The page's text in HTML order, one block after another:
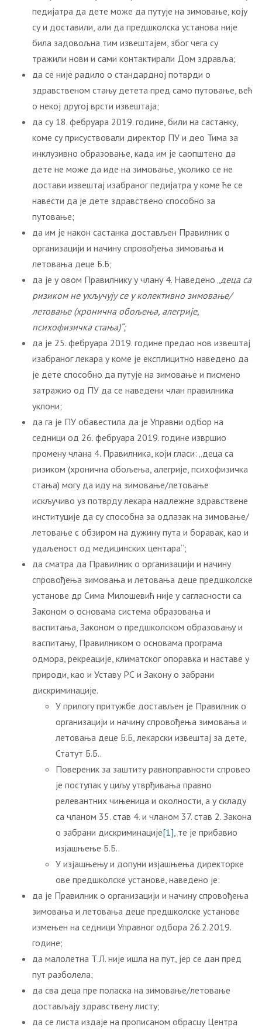
педијатра да дете може да путује на зимовање, коју
су и доставили, али да предшколска установа није
била задовољна тим извештајем, због чега су
тражили нови и сами контактирали Дом здравља;
да се није радило о стандардној потврди о
здравственом стању детета пред само путовање, већ
о некој другој врсти извештаја;
да су 18. фебруара 2019. године, били на састанку,
коме су присуствовали директор ПУ и део Тима за
инклузивно образовање, када им је саопштено да
дете не може да иде на зимовање, уколико се не
достави извештај изабраног педијатра у коме ће се
навести да је дете здравствено способно за
путовање;
да им је након састанка достављен Правилник о
организацији и начину спровођења зимовања и
летовања деце Б.Б;
да је у овом Правилнику у члану 4. Наведено „деца са
ризиком не укључују се у колективно зимовање/
летовање (хронична обољења, алегрије,
психофизичка стања)“;
да је 25. фебруара 2019. године предао нов извештај
изабраног лекара у коме је експлицитно наведено да
је дете способно да путујe на зимовање и писмено
затражио од ПУ да се наведени члан правилника
уклони;
да га је ПУ обавестила да је Управни одбор на
седници од 26. фебруара 2019. године извршио
промену члана 4. Правилника, који гласи: „деца са
ризиком (хронична обољења, алегрије, психофизичка
стања) могу да иду на зимовање/летовање
искључиво уз потврду лекара надлежне здравствене
институције да су способна за одлазак на зимовање/
летовање с обзиром на дужину пута и боравак, као и
удаљеност од медицинских центара“;
да сматра да Правилник о организацији и начину
спровођења зимовања и летовања деце предшколске
установе др Сима Милошевић није у сагласности са
Законом о основама система образовања и
васпитања, Законом о предшколском образовању и
васпитању, Правилником о основама програма
одмора, рекреације, климатског опоравка и наставе у
природи, као и Уставу РС и Закону о забрани
дискриминације.
У прилогу притужбе достављен је Правилник о
организацији и начину спровођења зимовања и
летовања деце Б.Б, лекарски извештај за дете,
Статут Б.Б..
Повереник за заштиту равноправности спровео
је поступак у циљу утврђивања правно
релевантних чињеница и околности, a у складу
са чланом 35. став 4. и чланом 37. став 2. Закона
о забрани дискриминације[1], те је прибавио
изјашњење Б.Б..
У изјашњењу и допуни изјашњења директорке
ове предшколске установе, наведено је:
да је Правилник о организацији и начину спровођења
зимовања и летовања деце предшколске установе
измењен на седници Управног одбора 26.2.2019.
године;
да малолетна Т.Л. није ишла на пут, јер се дан пред
пут разболела;
да сва деца пре поласка на зимовање/летовање
достављају здравствену листу;
да се листа издаје на прописаном обрасцу Центра